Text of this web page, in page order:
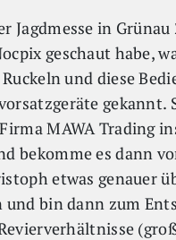
Jagdmesse in
geschaut habe,
und diese
gekannt.
MAWA Trading
bekomme es dann
etwas genauer
bin dann zum